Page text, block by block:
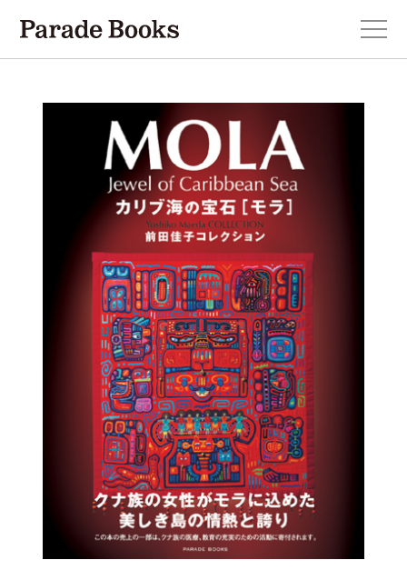
新刊・近刊のお知らせ
おすすめ！この一冊。
エッセイ・詩・ノンフィクション
趣味・カルチャー
生活・健康
論文・学術書・参考書
絵本・児童書